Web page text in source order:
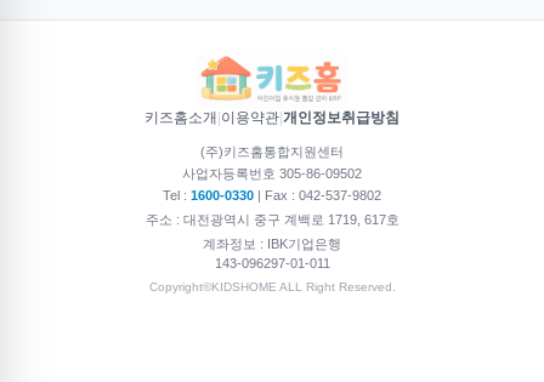
키즈홈소개 이용약관 개인정보취급방침
(주)키즈홈통합지원센터
사업자등록번호 305-86-09502
Tel : 1600-0330 | Fax : 042-537-9802
주소 : 대전광역시 중구 계백로 1719, 617호
계좌정보 : IBK기업은행
143-096297-01-011
Copyright©KIDSHOME ALL Right Reserved.